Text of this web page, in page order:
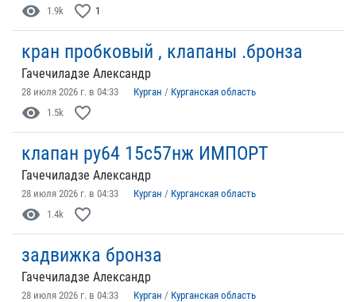
visibility 1.9k favorite_border 1
кран пробковый , клапаны .бронза
Гачечиладзе Александр
28 июля 2026 г. в 04:33 Курган / Курганская область
visibility 1.5k favorite_border
клапан ру64 15с57нж ИМПОРТ
Гачечиладзе Александр
28 июля 2026 г. в 04:33 Курган / Курганская область
visibility 1.4k favorite_border
задвижка бронза
Гачечиладзе Александр
28 июля 2026 г. в 04:33 Курган / Курганская область